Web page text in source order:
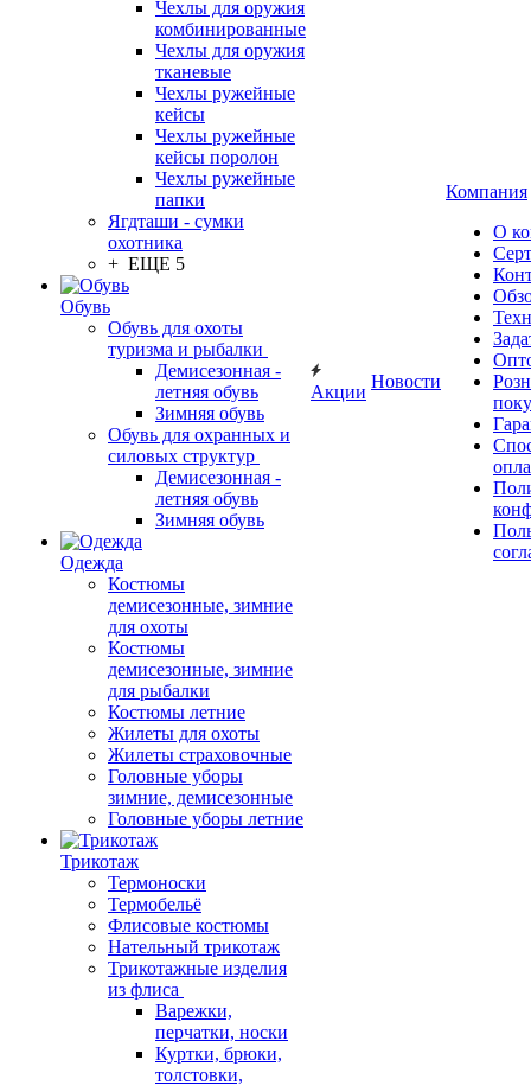
Чехлы для оружия
комбинированные
Чехлы для оружия
тканевые
Чехлы ружейные
кейсы
Чехлы ружейные
кейсы поролон
Чехлы ружейные
папки
Ягдташи - сумки
охотника
+ ЕЩЕ 5
Обувь
Обувь для охоты
туризма и рыбалки
Демисезонная -
летняя обувь
Зимняя обувь
Обувь для охранных и
силовых структур
Демисезонная -
летняя обувь
Зимняя обувь
Одежда
Костюмы
демисезонные, зимние
для охоты
Костюмы
демисезонные, зимние
для рыбалки
Костюмы летние
Жилеты для охоты
Жилеты страховочные
Головные уборы
зимние, демисезонные
Головные уборы летние
Трикотаж
Термоноски
Термобельё
Флисовые костюмы
Нательный трикотаж
Трикотажные изделия
из флиса
Варежки,
перчатки, носки
Куртки, брюки,
толстовки,
Акции
Новости
Компания
О